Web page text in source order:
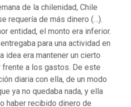
de la chilenidad, Chile
requería de más dinero (…).
entidad, el monto era inferior.
para una actividad en
idea era mantener un cierto
frente a los gastos. De este
diaria con ella, de un modo
ya no quedaba nada, y ella
haber recibido dinero de